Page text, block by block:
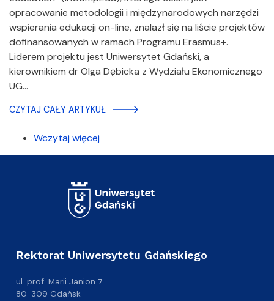
opracowanie metodologii i międzynarodowych narzędzi
wspierania edukacji on-line, znalazł się na liście projektów
dofinansowanych w ramach Programu Erasmus+.
Liderem projektu jest Uniwersytet Gdański, a
kierownikiem dr Olga Dębicka z Wydziału Ekonomicznego
UG…
CZYTAJ CAŁY ARTYKUŁ
Wczytaj więcej
Rektorat Uniwersytetu Gdańskiego
ul. prof. Marii Janion 7
80-309 Gdańsk